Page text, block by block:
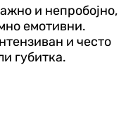
и непробојно,
емотивни.
и често
губитка.